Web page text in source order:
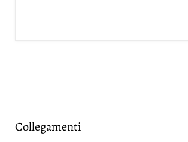
Collegamenti